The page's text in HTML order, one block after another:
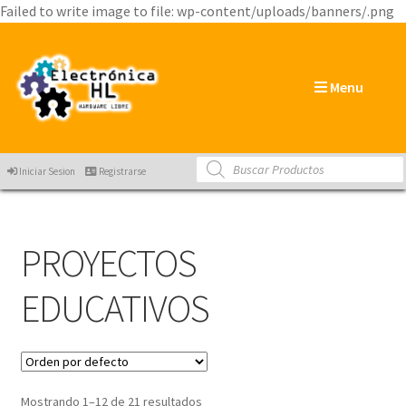
Failed to write image to file: wp-content/uploads/banners/.png
Menu
Products
search
Iniciar Sesion Registrarse
PROYECTOS
EDUCATIVOS
Mostrando 1–12 de 21 resultados